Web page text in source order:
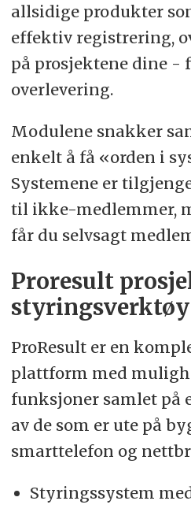
allsidige produkter
effektiv registrering,
på prosjektene dine -
overlevering.
Modulene snakker
enkelt å få «orden i
Systemene er
til ikke-medlemmer,
får du selvsagt
Proresult
styringsverktøy
ProResult er en
plattform med
funksjoner samlet på
av de som er ute på
smarttelefon og
Styringssystem